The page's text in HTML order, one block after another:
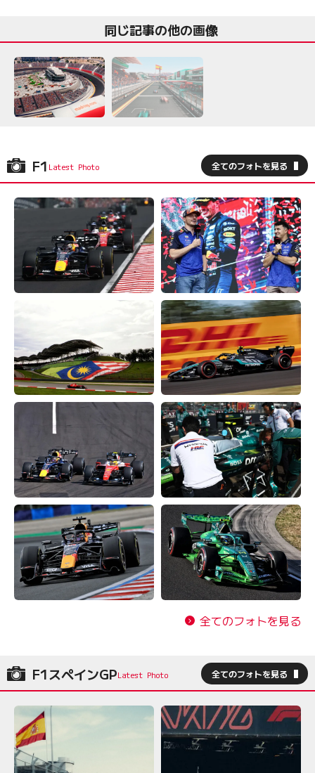
同じ記事の他の画像
F1 全てのフォトを見る
全てのフォトを見る
F1スペインGP 全てのフォトを見る